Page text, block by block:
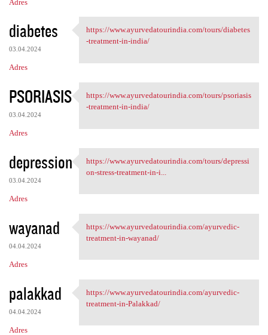
Adres
diabetes
03.04.2024
Adres
https://www.ayurvedatourindia
https://www.ayurvedatourindia.com/tours/diabetes
-treatment-in-india/
PSORIASIS
03.04.2024
Adres
https://www.ayurvedatourindia
https://www.ayurvedatourindia.com/tours/psoriasis
-treatment-in-india/
depression
03.04.2024
Adres
https://www.ayurvedatourindia
https://www.ayurvedatourindia.com/tours/depressi
on-stress-treatment-in-i...
wayanad
04.04.2024
Adres
https://www.ayurvedatourindia
https://www.ayurvedatourindia.com/ayurvedic-
treatment-in-wayanad/
palakkad
04.04.2024
Adres
https://www.ayurvedatourindia
https://www.ayurvedatourindia.com/ayurvedic-
treatment-in-Palakkad/